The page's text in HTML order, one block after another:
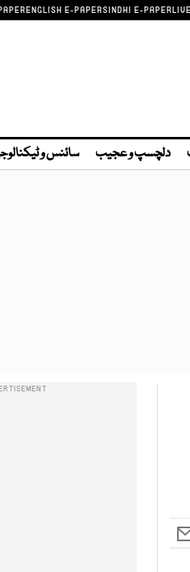
ENGLISH E-PAPERSINDHI E-PAPER
دلچسپ و عجیب سائنس و